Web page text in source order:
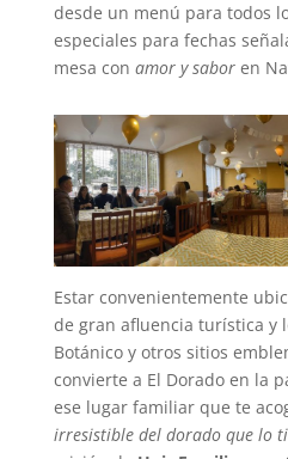
desde un menú para todos
especiales para fechas
mesa con amor y saboren
Estar convenientemente
de gran afluencia turística y
Botánico y otros sitios
convierte a El Dorado en la
ese lugar familiar que te
irresistible del dorado que lo